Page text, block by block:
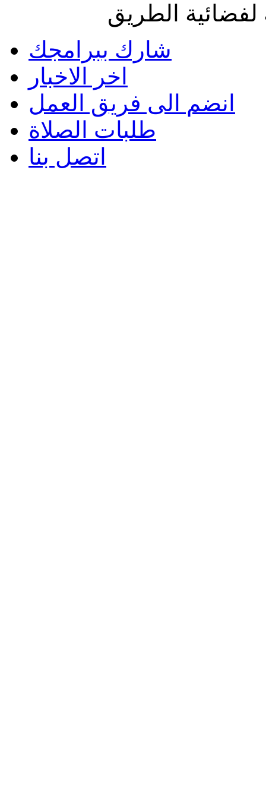
الطريق
شارك ببرامجك
اخر الاخبار
انضم الى فريق العمل
طلبات الصلاة
اتصل بنا